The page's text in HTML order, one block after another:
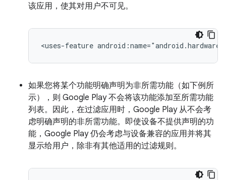
该应用，使其对用户不可见。
<uses-feature
如果您将某个功能明确声明为非所需功能（如下例所
示），则 Google Play 不会将该功能添加至所需功能
列表。 因此，在过滤应用时，Google Play 从不会考
虑明确声明的非所需功能。即使设备不提供声明的功
能，Google Play 仍会考虑与设备兼容的应用并将其
显示给用户，除非有其他适用的过滤规则。